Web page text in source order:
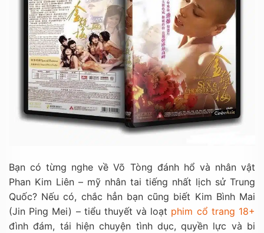
Bạn có từng nghe về Võ Tòng đánh hổ và nhân vật
Phan Kim Liên – mỹ nhân tai tiếng nhất lịch sử Trung
Quốc? Nếu có, chắc hẳn bạn cũng biết Kim Bình Mai
(Jin Ping Mei) – tiểu thuyết và loạt phim cổ trang 18+
đình đám, tái hiện chuyện tình dục, quyền lực và bi